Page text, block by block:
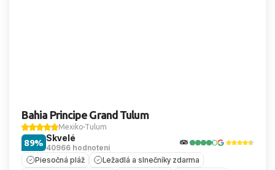
Bahia Principe Grand Tulum
Mexiko Tulum
Skvelé
40966 hodnotení
89%
Piesočná pláž
Ležadlá a slnečníky zdarma